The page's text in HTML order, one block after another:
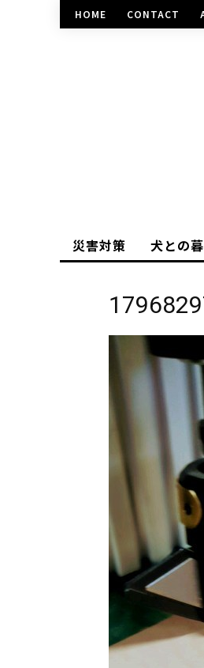
HOME CONTACT
災害対策 犬との